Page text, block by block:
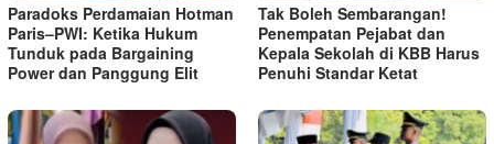
Paradoks Perdamaian Hotman
Paris–PWI: Ketika Hukum
Tunduk pada Bargaining
Power dan Panggung Elit
Tak Boleh Sembarangan!
Penempatan Pejabat dan
Kepala Sekolah di KBB Harus
Penuhi Standar Ketat ​